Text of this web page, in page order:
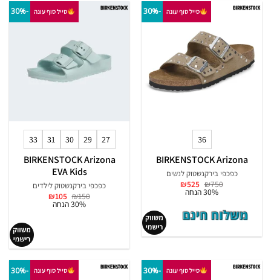
סייל סוף עונה -30%
36
BIRKENSTOCK Arizona
כפכפי בירקנשטוק לנשים
₪750 המחיר
המקורי
₪525 המחיר
30% הנחה
סייל סוף עונה -30%
27
29
30
31
33
BIRKENSTOCK Arizona
EVA Kids
כפכפי בירקנשטוק לילדים
₪150 המחיר
המקורי
₪105 המחיר
30% הנחה
סייל סוף עונה -30% סייל סוף עונה -30%